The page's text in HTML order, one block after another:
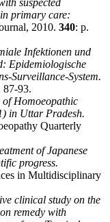
suspected
primary care:
2010. 340: p.
Infektionen und
Epidemiologische
Surveillance-System.
87-93.
of Homoeopathic
in Uttar Pradesh.
Quarterly
of Japanese
progress.
in Multidisciplinary
clinical study on the
remedy with